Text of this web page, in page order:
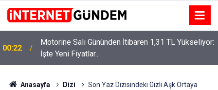
00:22
Motorine Salı Gününden İtibaren 1,31 TL Yükseliyor:
İşte Yeni Fiyatlar..
Anasayfa Dizi
Son Yaz Dizisindeki Gizli Aşk Ortaya